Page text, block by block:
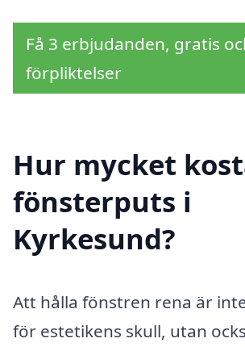
Få 3 erbjudanden, gratis
förpliktelser
Hur mycket
fönsterputs i
Kyrkesund?
Att hålla fönstren rena är
för estetikens skull, utan